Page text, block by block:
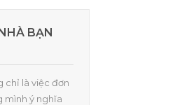
BẠN
chỉ là việc đơn
mình ý nghĩa